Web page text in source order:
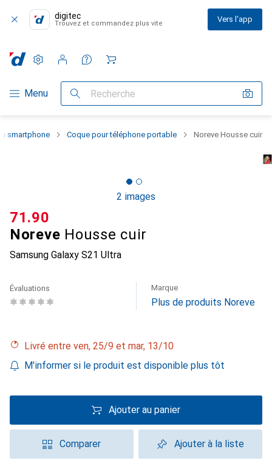
digitec
Trouvez et commandez plus vite Vers l'app
Navigation par catégorie
Menu Recherche
Paramètres
Compte client
Listes de comparaison
Listes d'envies
Panier
smartphone Coque pour téléphone portable Noreve Housse cuir
2 images
Noreve Housse cuir
Samsung Galaxy S21 Ultra
CHF
71.90
Évaluations Marque
Plus de produits Noreve
Livré entre ven, 25/9 et mar, 13/10
M'informer si le produit est disponible plus tôt
Ajouter au panier
Comparer Ajouter à la liste